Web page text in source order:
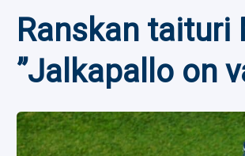
Ranskan
”Jalkapallo on